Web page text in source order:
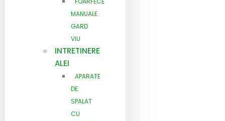
MANUALE
GARD
VIU
INTRETINERE
ALEI
APARATE
DE
SPALAT
CU